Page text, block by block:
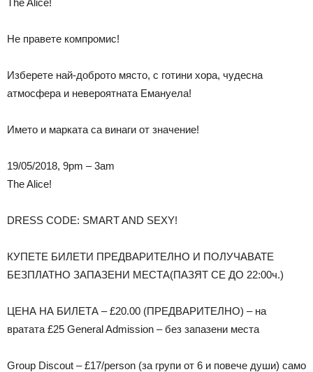
Не правете компромис!
Изберете най-доброто място, с готини хора, чудесна
атмосфера и невероятната Емануела!
Името и мaрката са винаги от значение!
19/05/2018, 9pm – 3am
The Alice!
DRESS CODE: SMART AND SEXY!
КУПЕТЕ БИЛЕТИ ПРЕДВАРИТЕЛНО И ПОЛУЧАВАТЕ
БЕЗПЛАТНО ЗАПАЗЕНИ МЕСТА(ПАЗЯТ СЕ ДО 22:00ч.)
ЦЕНА НА БИЛЕТА – £20.00 (ПРЕДВАРИТЕЛНО) – на
вратата £25 General Admission – без запазени места
Group Discout – £17/person (за групи от 6 и повече души) само